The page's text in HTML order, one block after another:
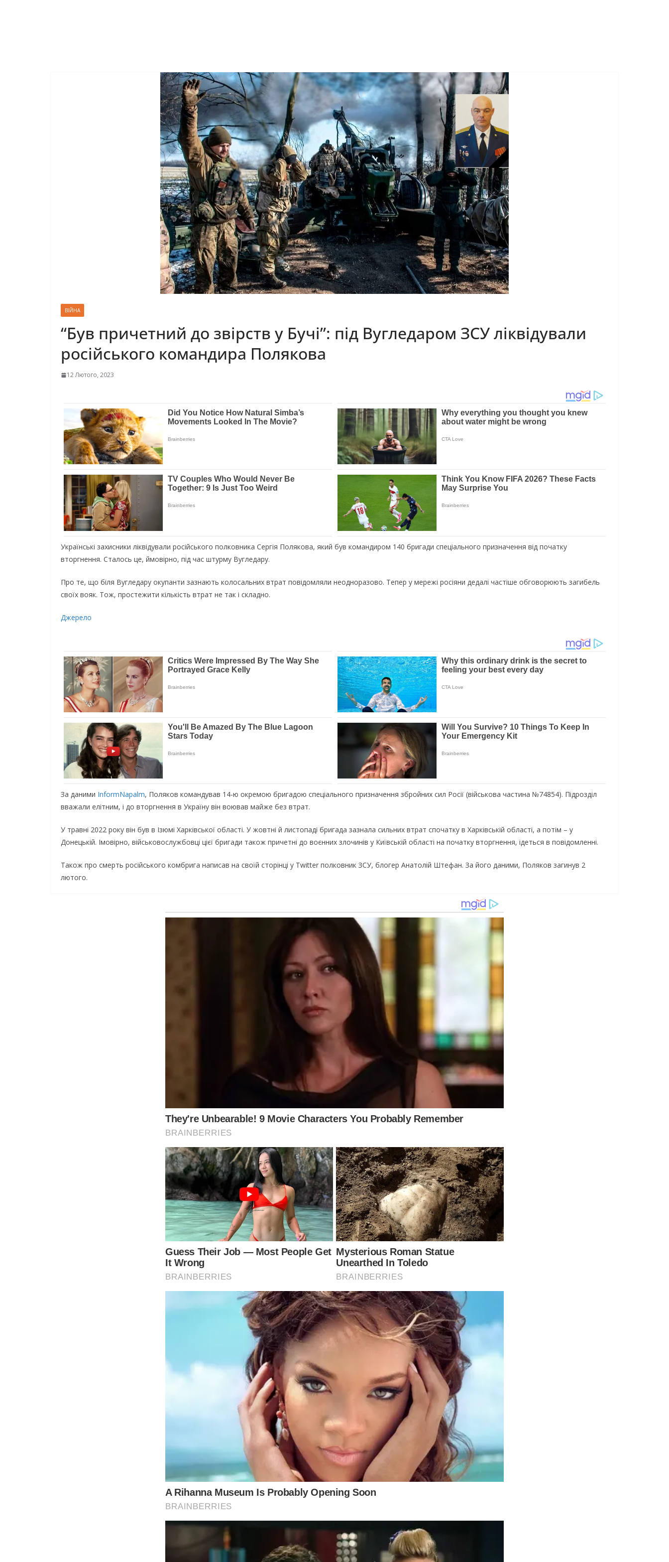
ВІЙНА
“Був причетний до звірств у Бучі”: під Вугледаром ЗСУ ліквідували
російського командира Полякова
12 Лютого, 2023
Українські захисники ліквідували російського полковника Сергія Полякова, який був командиром 140 бригади спеціального призначення від початку
вторгнення. Сталось це, ймовірно, під час штурму Вугледару.
Про те, що біля Вугледару окупанти зазнають колосальних втрат повідомляли неодноразово. Тепер у мережі росіяни дедалі частіше обговорюють загибель
своїх вояк. Тож, простежити кількість втрат не так і складно.
Джерело
За даними InformNapalm, Поляков командував 14-ю окремою бригадою спеціального призначення збройних сил Росії (військова частина №74854). Підрозділ
вважали елітним, і до вторгнення в Україну він воював майже без втрат.
У травні 2022 року він був в Ізюмі Харківської області. У жовтні й листопаді бригада зазнала сильних втрат спочатку в Харківській області, а потім – у
Донецькій. Імовірно, військовослужбовці цієї бригади також причетні до воєнних злочинів у Київській області на початку вторгнення, ідеться в повідомленні.
Також про смерть російського комбрига написав на своїй сторінці у Twitter полковник ЗСУ, блогер Анатолій Штефан. За його даними, Поляков загинув 2
лютого.